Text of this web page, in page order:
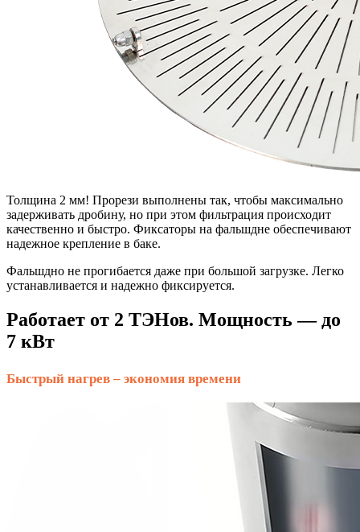
Толщина 2 мм! Прорези выполнены так, чтобы максимально
задерживать дробину, но при этом фильтрация происходит
качественно и быстро. Фиксаторы на фальшдне обеспечивают
надежное крепление в баке.
Фальшдно не прогибается даже при большой загрузке. Легко
устанавливается и надежно фиксируется.
Работает от 2 ТЭНов. Мощность — до
7 кВт
Быстрый нагрев – экономия времени